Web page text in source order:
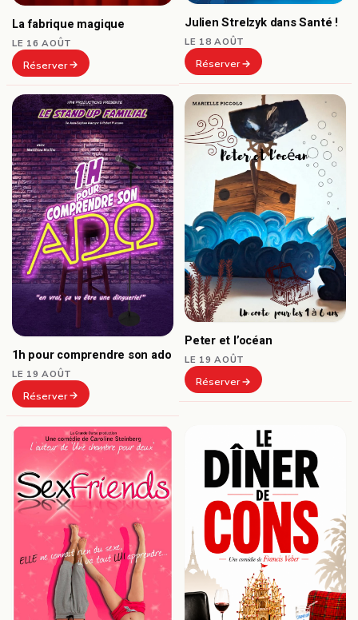
La fabrique magique
LE 16 AOÛT
Réserver
Julien Strelzyk dans Santé !
LE 18 AOÛT
Réserver
1h pour comprendre son ado
LE 19 AOÛT
Réserver
Peter et l’océan
LE 19 AOÛT
Réserver